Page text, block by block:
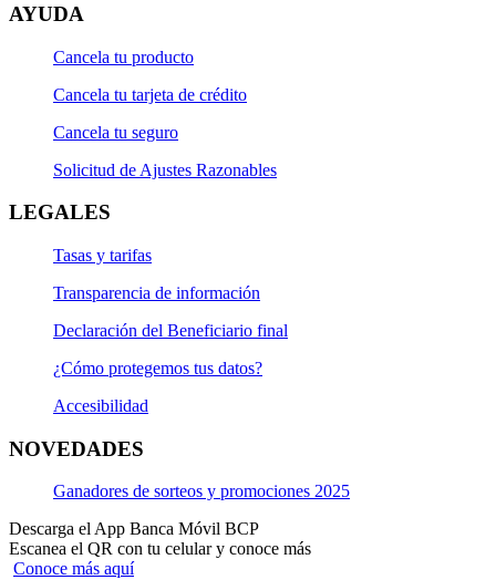
AYUDA
Cancela tu producto
Cancela tu tarjeta de crédito
Cancela tu seguro
Solicitud de Ajustes Razonables
LEGALES
Tasas y tarifas
Transparencia de información
Declaración del Beneficiario final
¿Cómo protegemos tus datos?
Accesibilidad
NOVEDADES
Ganadores de sorteos y promociones 2025
Descarga el App Banca Móvil BCP
Escanea el QR con tu celular y conoce más
Conoce más aquí